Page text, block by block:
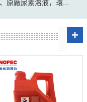
原廠尿素溶液，環...
+